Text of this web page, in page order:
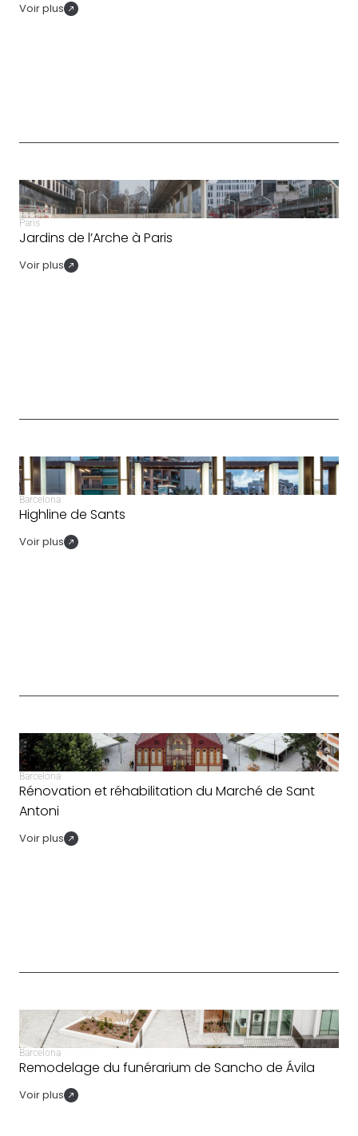
Voir plus
Paris
Jardins de l’Arche à Paris
Voir plus
Barcelona
Highline de Sants
Voir plus
Barcelona
Rénovation et réhabilitation du Marché de Sant
Antoni
Voir plus
Barcelona
Remodelage du funérarium de Sancho de Ávila
Voir plus